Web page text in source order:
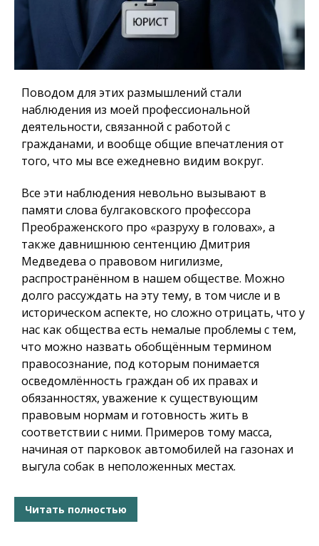
Поводом для этих размышлений стали
наблюдения из моей профессиональной
деятельности, связанной с работой с
гражданами, и вообще общие впечатления от
того, что мы все ежедневно видим вокруг.
Все эти наблюдения невольно вызывают в
памяти слова булгаковского профессора
Преображенского про «разруху в головах», а
также давнишнюю сентенцию Дмитрия
Медведева о правовом нигилизме,
распространённом в нашем обществе. Можно
долго рассуждать на эту тему, в том числе и в
историческом аспекте, но сложно отрицать, что у
нас как общества есть немалые проблемы с тем,
что можно назвать обобщённым термином
правосознание, под которым понимается
осведомлённость граждан об их правах и
обязанностях, уважение к существующим
правовым нормам и готовность жить в
соответствии с ними. Примеров тому масса,
начиная от парковок автомобилей на газонах и
выгула собак в неположенных местах.
Читать полностью